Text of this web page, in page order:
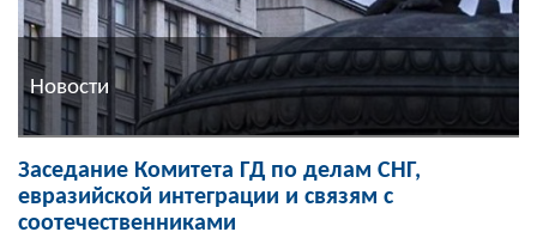
Новости
Заседание Комитета ГД по делам СНГ,
евразийской интеграции и связям с
соотечественниками